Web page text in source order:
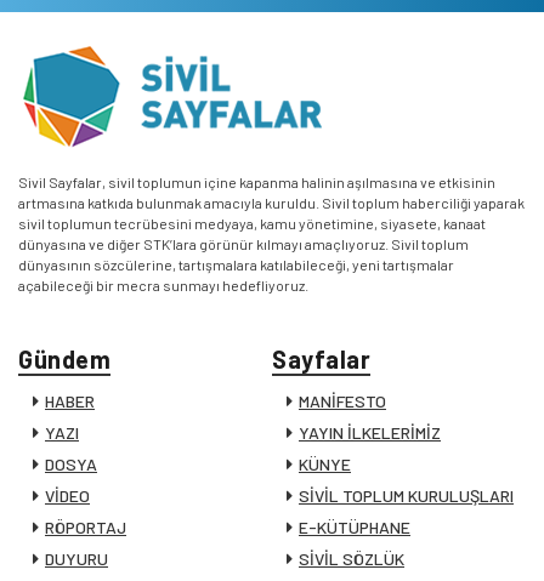
Sivil Sayfalar, sivil toplumun içine kapanma halinin aşılmasına ve etkisinin
artmasına katkıda bulunmak amacıyla kuruldu. Sivil toplum haberciliği yaparak
sivil toplumun tecrübesini medyaya, kamu yönetimine, siyasete, kanaat
dünyasına ve diğer STK’lara görünür kılmayı amaçlıyoruz. Sivil toplum
dünyasının sözcülerine, tartışmalara katılabileceği, yeni tartışmalar
açabileceği bir mecra sunmayı hedefliyoruz.
Gündem
HABER
YAZI
DOSYA
VİDEO
RÖPORTAJ
DUYURU
Sayfalar
MANİFESTO
YAYIN İLKELERİMİZ
KÜNYE
SİVİL TOPLUM KURULUŞLARI
E-KÜTÜPHANE
SİVİL SÖZLÜK